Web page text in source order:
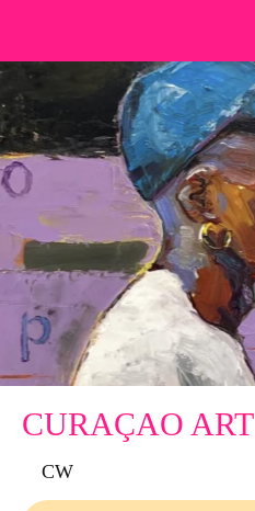
CURAÇAO ART
CW